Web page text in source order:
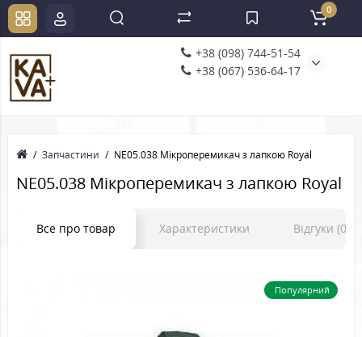
+38 (098) 744-51-54
+38 (067) 536-64-17
0
Запчастини NE05.038 Мікроперемикач з лапкою Royal
NE05.038 Мікроперемикач з лапкою Royal
Все про товар Характеристики Відгуки (0)
Популярний